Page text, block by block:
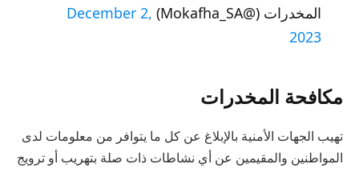
المخدرات (@Mokafha_SA)
December 2,
2023
مكافحة المخدرات
تهيب الجهات الأمنية بالإبلاغ عن كل ما يتوافر من معلومات لدى
المواطنين والمقيمين عن أي نشاطات ذات صلة بتهريب أو ترويج